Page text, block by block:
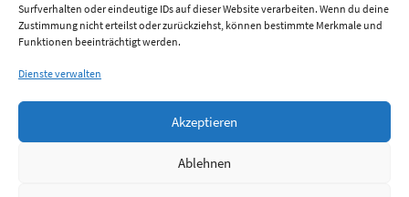
Surfverhalten oder eindeutige IDs auf dieser Website verarbeiten. Wenn du deine
Zustimmung nicht erteilst oder zurückziehst, können bestimmte Merkmale und
Funktionen beeinträchtigt werden.
Dienste verwalten
Akzeptieren
Ablehnen